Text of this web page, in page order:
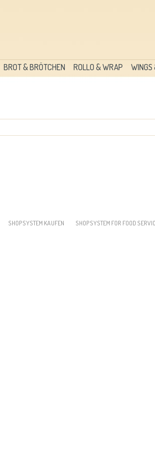
BROT & BRÖTCHEN ROLLO & WRAP WINGS
SHOPSYSTEM FOR FOOD
SHOPSYSTEM KAUFEN